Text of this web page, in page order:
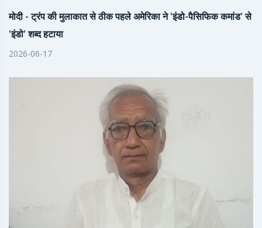
मोदी - ट्रंप की मुलाकात से ठीक पहले अमेरिका ने 'इंडो-पैसिफिक कमांड' से
'इंडो' शब्द हटाया
2026-06-17